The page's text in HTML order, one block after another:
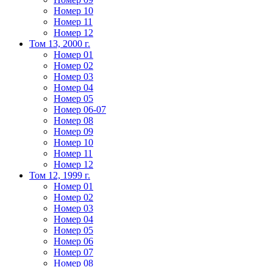
Номер 10
Номер 11
Номер 12
Том 13, 2000 г.
Номер 01
Номер 02
Номер 03
Номер 04
Номер 05
Номер 06-07
Номер 08
Номер 09
Номер 10
Номер 11
Номер 12
Том 12, 1999 г.
Номер 01
Номер 02
Номер 03
Номер 04
Номер 05
Номер 06
Номер 07
Номер 08